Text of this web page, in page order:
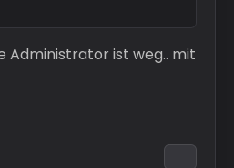
Administrator ist weg.. mit